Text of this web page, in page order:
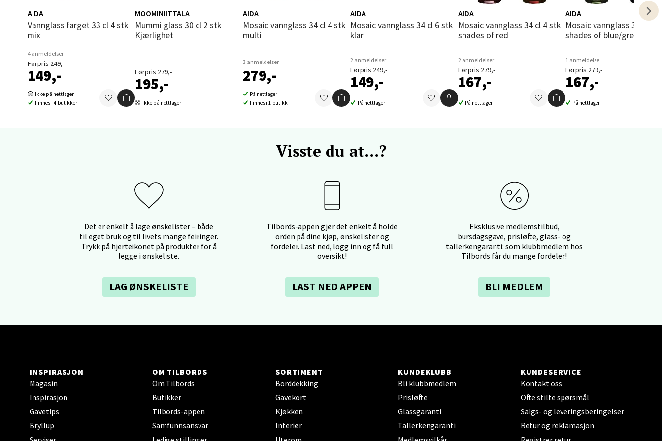
AIDA
Vannglass farget 33 cl 4 stk
mix
4 anmeldelser
Førpris 249,-
149,-
Ikke på nettlager
Finnes i 4 butikker
MOOMINIITTALA
Mummi glass 30 cl 2 stk
Kjærlighet
Førpris 279,-
195,-
Ikke på nettlager
AIDA
Mosaic vannglass 34 cl 4 stk
multi
3 anmeldelser
279,-
På nettlager
Finnes i 1 butikk
AIDA
Mosaic vannglass 34 cl 6 stk
klar
2 anmeldelser
Førpris 249,-
149,-
På nettlager
AIDA
Mosaic vannglass 34 cl 4 stk
shades of red
2 anmeldelser
Førpris 279,-
167,-
På nettlager
AIDA
Mosaic vannglass 34 cl 4 stk
shades of blue/green
1 anmeldelse
Førpris 279,-
167,-
På nettlager
Visste du at...?
Det er enkelt å lage ønskelister – både
til eget bruk og til livets mange feiringer.
Trykk på hjerteikonet på produkter for å
legge i ønskeliste.
LAG ØNSKELISTE
Tilbords-appen gjør det enkelt å holde
orden på dine kjøp, ønskelister og
fordeler. Last ned, logg inn og få full
oversikt!
LAST NED APPEN
Eksklusive medlemstilbud,
bursdagsgave, prisløfte, glass- og
tallerkengaranti: som klubbmedlem hos
Tilbords får du mange fordeler!
BLI MEDLEM
INSPIRASJON
Magasin
Inspirasjon
Gavetips
Bryllup
OM TILBORDS
Om Tilbords
Butikker
Tilbords-appen
Samfunnsansvar
SORTIMENT
Borddekking
Gavekort
Kjøkken
Interiør
KUNDEKLUBB
Bli klubbmedlem
Prisløfte
Glassgaranti
Tallerkengaranti
KUNDESERVICE
Kontakt oss
Ofte stilte spørsmål
Salgs- og leveringsbetingelser
Retur og reklamasjon
Åpent i dag 09-18
0 i butikk
Velg
Sandvika - Thon Senter Sandvika
Brodtkorbsgate 7, 1338 Sandvika
Åpent i dag 09-19
Bergen - Thon Senter Sartor
Trondheim - Sirkus Shopping
Åpent i dag 10-19
Velg
Sortland - Sortland Storsenter